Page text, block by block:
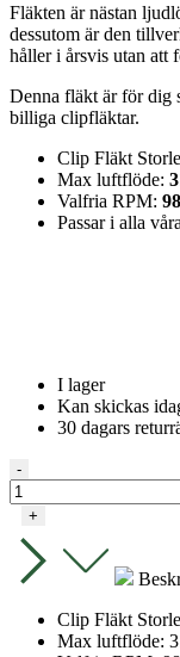
Fläkten är nästan
dessutom är den
håller i årsvis utan att
Denna fläkt är för dig
billiga clipfläktar.
Clip Fläkt
Max luftflöde:
Valfria RPM:
Passar i alla
I lager
Kan skickas
30 dagars
Clip
Fläkt
Oscillerande
Mars
hydro
-
+
Clip Fläkt
Max luftflöde: